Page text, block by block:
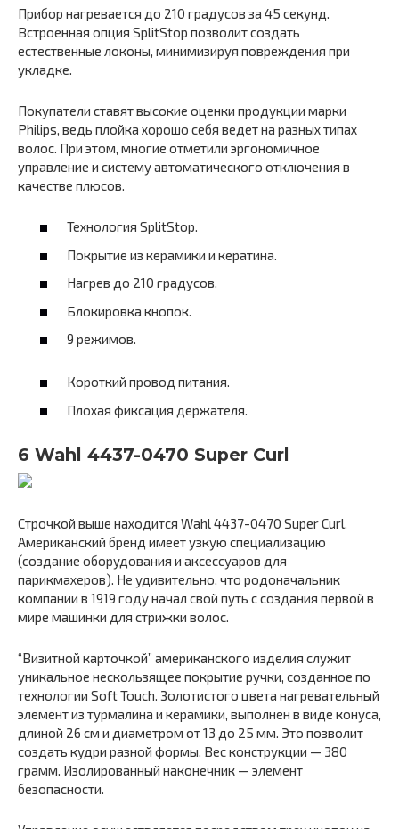
Прибор нагревается до 210 градусов за 45 секунд.
Встроенная опция SplitStop позволит создать
естественные локоны, минимизируя повреждения при
укладке.
Покупатели ставят высокие оценки продукции марки
Philips, ведь плойка хорошо себя ведет на разных типах
волос. При этом, многие отметили эргономичное
управление и систему автоматического отключения в
качестве плюсов.
Технология SplitStop.
Покрытие из керамики и кератина.
Нагрев до 210 градусов.
Блокировка кнопок.
9 режимов.
Короткий провод питания.
Плохая фиксация держателя.
6 Wahl 4437-0470 Super Curl
Строчкой выше находится Wahl 4437-0470 Super Curl.
Американский бренд имеет узкую специализацию
(создание оборудования и аксессуаров для
парикмахеров). Не удивительно, что родоначальник
компании в 1919 году начал свой путь с создания первой в
мире машинки для стрижки волос.
“Визитной карточкой” американского изделия служит
уникальное нескользящее покрытие ручки, созданное по
технологии Soft Touch. Золотистого цвета нагревательный
элемент из турмалина и керамики, выполнен в виде конуса,
длиной 26 см и диаметром от 13 до 25 мм. Это позволит
создать кудри разной формы. Вес конструкции — 380
грамм. Изолированный наконечник — элемент
безопасности.